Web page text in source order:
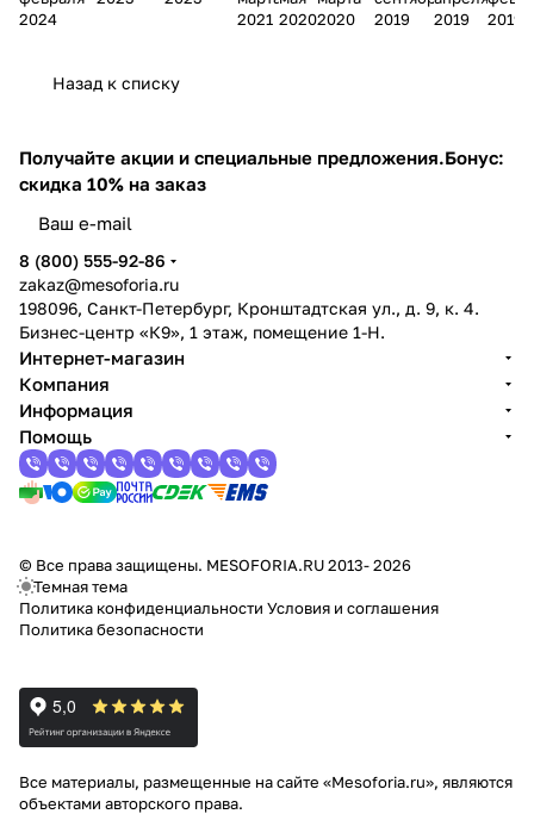
Acid) в
действи
кожи и
риски
2024
приме
косме
косме
тологи
космет
действ
виды и
как
пос
пил
2021 ош
за
2020кта
иноте
2020
коже
овая
2019
что
и
2019
де
ко
2019
Назад к списку
Получайте акции и специальные предложения.Бонус:
скидка 10% на заказ
8 (800) 555-92-86
zakaz@mesoforia.ru
198096, Санкт-Петербург, Кронштадтская ул., д. 9, к. 4.
Бизнес-центр «К9», 1 этаж, помещение 1-Н.
Интернет-магазин
Компания
Информация
Помощь
© Все права защищены. MESOFORIA.RU 2013- 2026
Темная тема
Политика конфиденциальности Условия и соглашения
Политика безопасности
Все материалы, размещенные на сайте «Mesoforia.ru», являются
объектами авторского права.